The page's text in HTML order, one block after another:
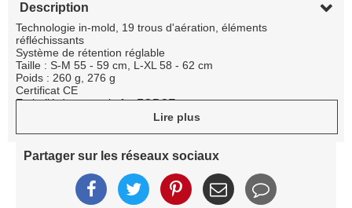
Description
Technologie in-mold, 19 trous d'aération, éléments
réfléchissants
Système de rétention réglable
Taille : S-M 55 - 59 cm, L-XL 58 - 62 cm
Poids : 260 g, 276 g
Certificat CE
Emballé dans une boîte FORCE
Lire plus
Partager sur les réseaux sociaux